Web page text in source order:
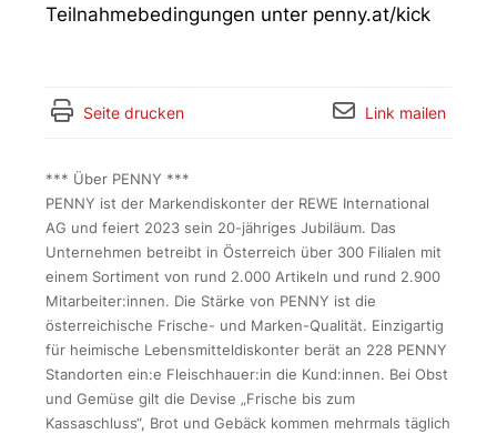
Teilnahmebedingungen unter penny.at/kick
Seite drucken Link mailen
*** Über PENNY ***
PENNY ist der Markendiskonter der REWE International
AG und feiert 2023 sein 20-jähriges Jubiläum. Das
Unternehmen betreibt in Österreich über 300 Filialen mit
einem Sortiment von rund 2.000 Artikeln und rund 2.900
Mitarbeiter:innen. Die Stärke von PENNY ist die
österreichische Frische- und Marken-Qualität. Einzigartig
für heimische Lebensmitteldiskonter berät an 228 PENNY
Standorten ein:e Fleischhauer:in die Kund:innen. Bei Obst
und Gemüse gilt die Devise „Frische bis zum
Kassaschluss“, Brot und Gebäck kommen mehrmals täglich